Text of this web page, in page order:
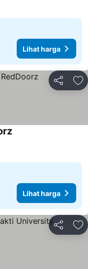
Lihat harga
Bagikan
Lihat harga
Lihat harga
Bagikan